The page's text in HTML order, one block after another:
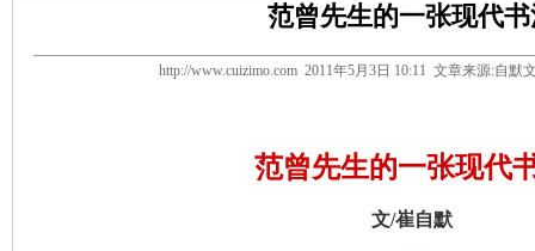
范曾先生的一张现代
http://www.cuizimo.com 2011年5月3日 10:11 文章来源:自默
范曾先生的一张现代
文/崔自默